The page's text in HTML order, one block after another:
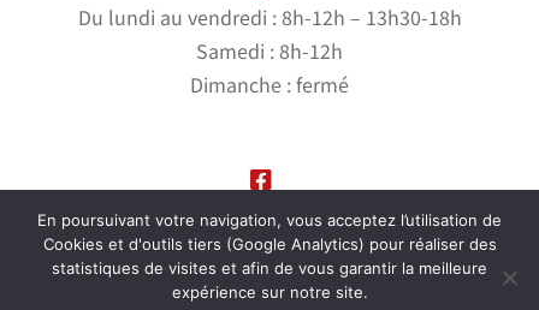
Du lundi au vendredi : 8h-12h – 13h30-18h
Samedi : 8h-12h
Dimanche : fermé
Suivez-nous sur notre page Facebook
© Garage Bernhardt |Mentions Légales
En poursuivant votre navigation, vous acceptez l’utilisation de
Cookies et d'outils tiers (Google Analytics) pour réaliser des
statistiques de visites et afin de vous garantir la meilleure
expérience sur notre site.